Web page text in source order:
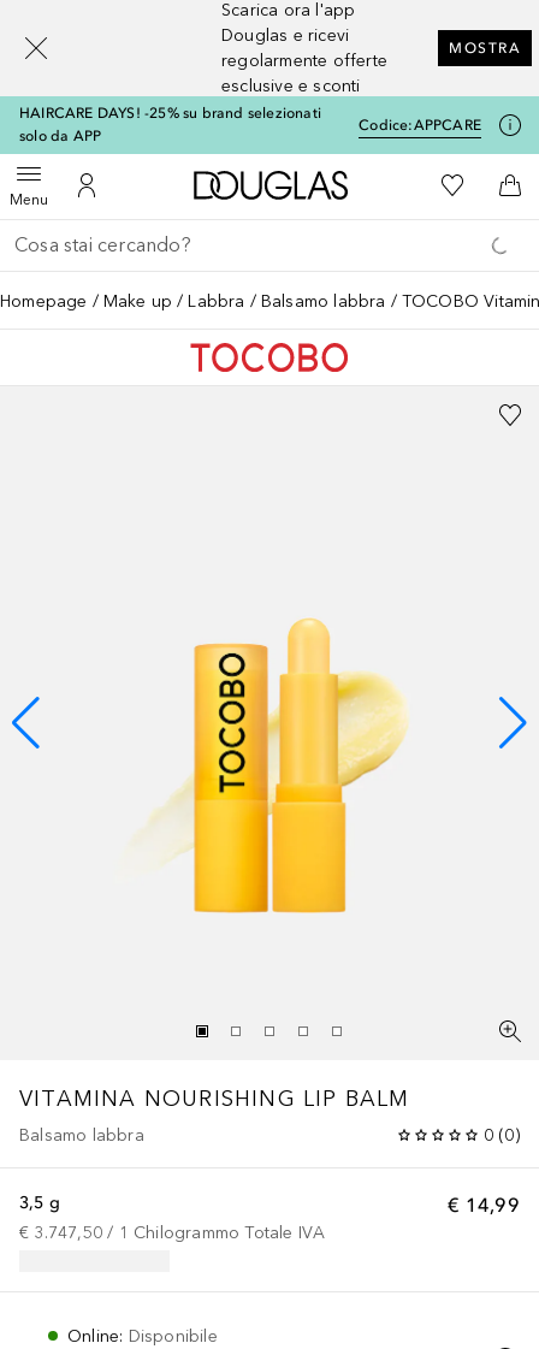
Scarica ora l'app
Douglas e ricevi
regolarmente offerte
esclusive e sconti
MOSTRA
HAIRCARE DAYS! -25% su brand selezionati
solo da APP
Codice:APPCARE
MenuApri menuAl Mio Account
A Douglas HomeAlla Mia
Al
Torna indietro
Esegui ricerca
Homepage Make up Labbra Balsamo labbra TOCOBO
VITAMINA NOURISHING LIP BALM
Balsamo labbra 0 (0)
€ 14,99
3,5 g
€ 3.747,50 / 1 Chilogrammo Totale IVA
Online: Disponibile
[navigation.slideout.screenreader]